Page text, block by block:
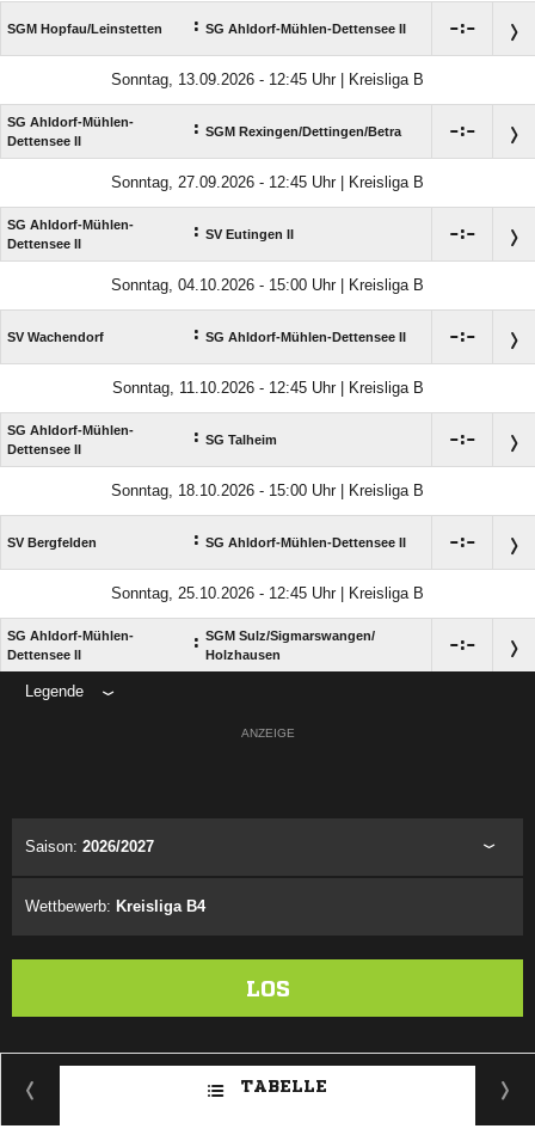
SGM Hopfau/​Leinstetten : SG Ahldorf-Mühlen-Dettensee II :
Sonntag, 13.09.2026 - 12:45 Uhr | Kreisliga B
SG Ahldorf-Mühlen-
Dettensee II
: SGM Rexingen/​Dettingen/​Betra :
Sonntag, 27.09.2026 - 12:45 Uhr | Kreisliga B
SG Ahldorf-Mühlen-
Dettensee II
: SV Eutingen II :
Sonntag, 04.10.2026 - 15:00 Uhr | Kreisliga B
SV Wachendorf : SG Ahldorf-Mühlen-Dettensee II :
Sonntag, 11.10.2026 - 12:45 Uhr | Kreisliga B
SG Ahldorf-Mühlen-
Dettensee II
: SG Talheim :
Sonntag, 18.10.2026 - 15:00 Uhr | Kreisliga B
SV Bergfelden : SG Ahldorf-Mühlen-Dettensee II :
Sonntag, 25.10.2026 - 12:45 Uhr | Kreisliga B
SG Ahldorf-Mühlen-
Dettensee II
: SGM Sulz/​Sigmarswangen/​
Holzhausen
:
Legende
ANZEIGE
Saison: 2026/2027
Wettbewerb: Kreisliga B4
LOS
TABELLE